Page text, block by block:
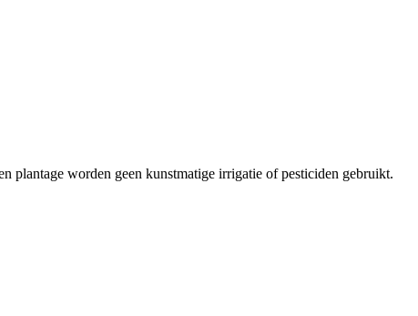
plantage worden geen kunstmatige irrigatie of pesticiden gebruikt.